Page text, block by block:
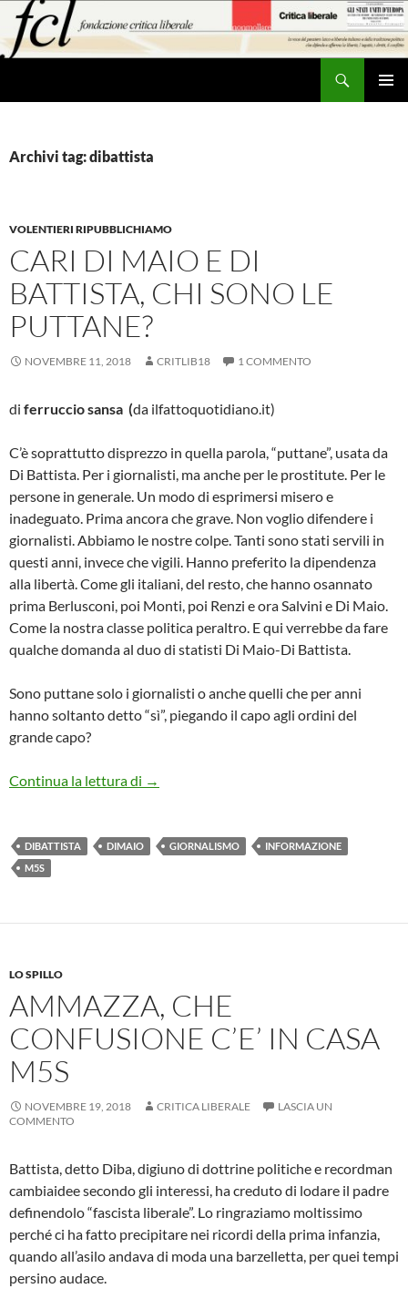
contenuto
Archivi tag: dibattista
VOLENTIERI RIPUBBLICHIAMO
CARI DI MAIO E DI
BATTISTA, CHI SONO LE
PUTTANE?
NOVEMBRE 11, 2018 CRITLIB18 1 COMMENTO
di ferruccio sansa (da ilfattoquotidiano.it)
C’è soprattutto disprezzo in quella parola, “puttane”, usata da
Di Battista. Per i giornalisti, ma anche per le prostitute. Per le
persone in generale. Un modo di esprimersi misero e
inadeguato. Prima ancora che grave. Non voglio difendere i
giornalisti. Abbiamo le nostre colpe. Tanti sono stati servili in
questi anni, invece che vigili. Hanno preferito la dipendenza
alla libertà. Come gli italiani, del resto, che hanno osannato
prima Berlusconi, poi Monti, poi Renzi e ora Salvini e Di Maio.
Come la nostra classe politica peraltro. E qui verrebbe da fare
qualche domanda al duo di statisti Di Maio-Di Battista.
Sono puttane solo i giornalisti o anche quelli che per anni
hanno soltanto detto “sì”, piegando il capo agli ordini del
grande capo?
Continua la lettura di CARI DI MAIO E DI BATTISTA, CHI
→
DIBATTISTA DIMAIO GIORNALISMO
INFORMAZIONE
M5S
LO SPILLO
AMMAZZA, CHE
CONFUSIONE C’E’ IN CASA
M5S
NOVEMBRE 19, 2018 CRITICA LIBERALE
LASCIA UN
COMMENTO
Battista, detto Diba, digiuno di dottrine politiche e recordman
cambiaidee secondo gli interessi, ha creduto di lodare il padre
definendolo “fascista liberale”. Lo ringraziamo moltissimo
perché ci ha fatto precipitare nei ricordi della prima infanzia,
quando all’asilo andava di moda una barzelletta, per quei tempi
persino audace.